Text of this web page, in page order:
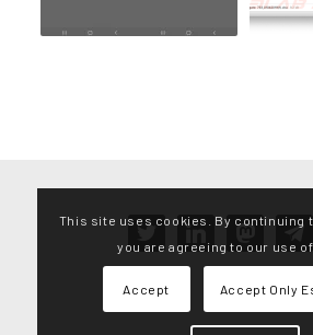
twitterlinkedinmastodon
This site uses cookies. By continuing
you are agreeing to our use
Accept Accept Only